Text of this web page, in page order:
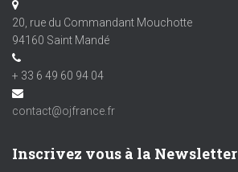
20, rue du Commandant Mouchotte
94160 Saint Mandé
+ 33 6 49 60 94 04
contact@ojfrance.fr
Inscrivez vous à la Newsletter